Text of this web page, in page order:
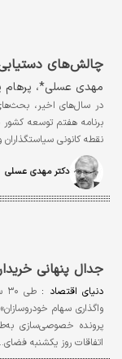
چالش‏‏‌های دستیابی به
مهدی عسلی*، پرهام
برنامه هفتم توسعه
نقطه کانونی سیاستگذاران
دکتر مهدی عسلی
جدال پنهانی
دنیای اقتصاد :
واگذاری سهام
پرونده خصوصی‌سازی
اتفاقات روز یکشنبه